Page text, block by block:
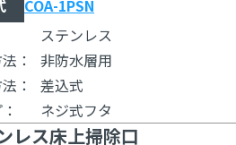
COA-1PSN
ステンレス
：
非防水層用
：
差込式
ネジ式フタ
レス床上掃除口